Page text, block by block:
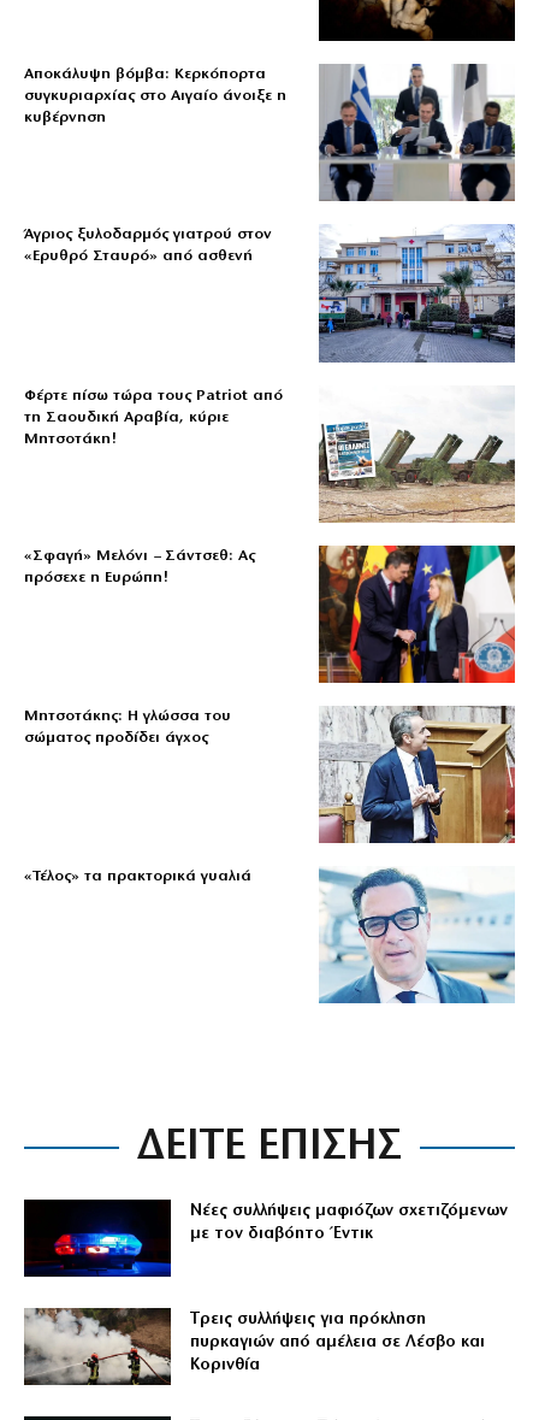
Αποκάλυψη βόμβα: Κερκόπορτα
συγκυριαρχίας στο Αιγαίο άνοιξε η
κυβέρνηση
Άγριος ξυλοδαρμός γιατρού στον
«Ερυθρό Σταυρό» από ασθενή
Φέρτε πίσω τώρα τους Patriot από
τη Σαουδική Αραβία, κύριε
Μητσοτάκη!
«Σφαγή» Μελόνι – Σάντσεθ: Ας
πρόσεχε η Ευρώπη!
Μητσοτάκης: Η γλώσσα του
σώματος προδίδει άγχος
«Τέλος» τα πρακτορικά γυαλιά
ΔΕΙΤΕ ΕΠΙΣΗΣ
Νέες συλλήψεις μαφιόζων σχετιζόμενων
με τον διαβόητο Έντικ
Tρεις συλλήψεις για πρόκληση
πυρκαγιών από αμέλεια σε Λέσβο και
Κορινθία